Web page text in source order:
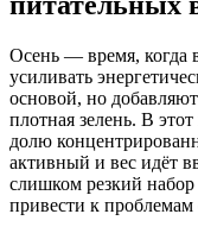
Осень — время, когда
усиливать
основой, но
плотная зелень. В
долю
активный и вес идёт
слишком резкий
привести к